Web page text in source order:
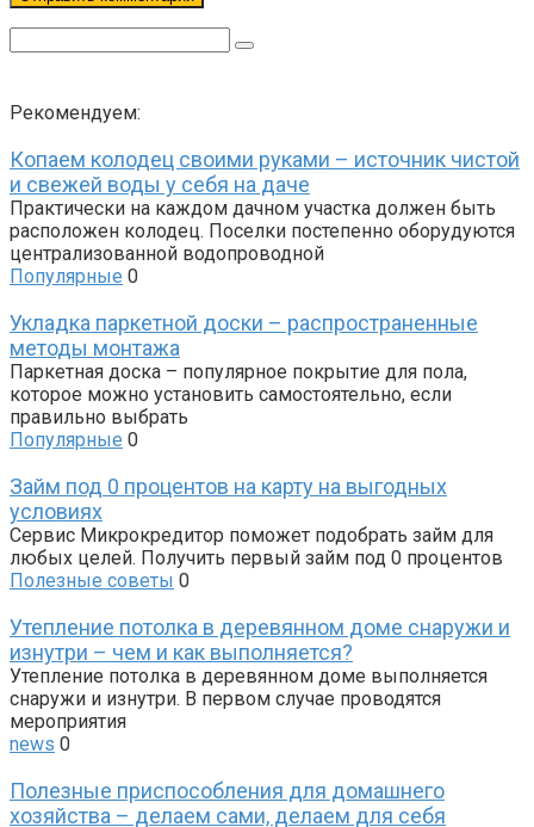
Рекомендуем:
Копаем колодец своими руками – источник чистой
и свежей воды у себя на даче
Практически на каждом дачном участка должен быть
расположен колодец. Поселки постепенно оборудуются
централизованной водопроводной
Популярные 0
Укладка паркетной доски – распространенные
методы монтажа
Паркетная доска – популярное покрытие для пола,
которое можно установить самостоятельно, если
правильно выбрать
Популярные 0
Займ под 0 процентов на карту на выгодных
условиях
Сервис Микрокредитор поможет подобрать займ для
любых целей. Получить первый займ под 0 процентов
Полезные советы 0
Утепление потолка в деревянном доме снаружи и
изнутри – чем и как выполняется?
Утепление потолка в деревянном доме выполняется
снаружи и изнутри. В первом случае проводятся
мероприятия
news 0
Полезные приспособления для домашнего
хозяйства – делаем сами, делаем для себя